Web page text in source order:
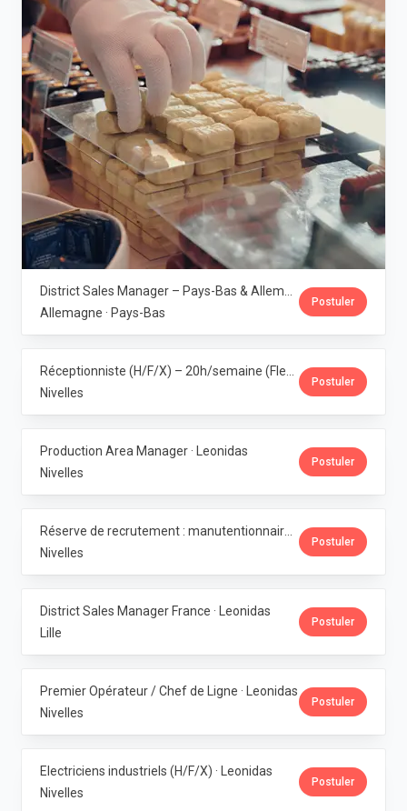
Allemagne · Pays-Bas
Postuler
Nivelles
Postuler
Production Area Manager · Leonidas
Nivelles
Postuler
Nivelles
Postuler
District Sales Manager France · Leonidas
Lille
Postuler
Premier Opérateur / Chef de Ligne · Leonidas
Nivelles
Postuler
Electriciens industriels (H/F/X) · Leonidas
Nivelles
Postuler